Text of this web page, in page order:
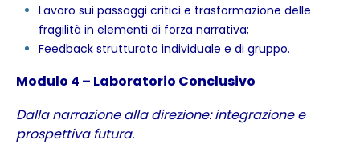
Lavoro sui passaggi critici e trasformazione delle
fragilità in elementi di forza narrativa;
Feedback strutturato individuale e di gruppo.
Modulo 4 – Laboratorio Conclusivo
Dalla narrazione alla direzione: integrazione e
prospettiva futura.